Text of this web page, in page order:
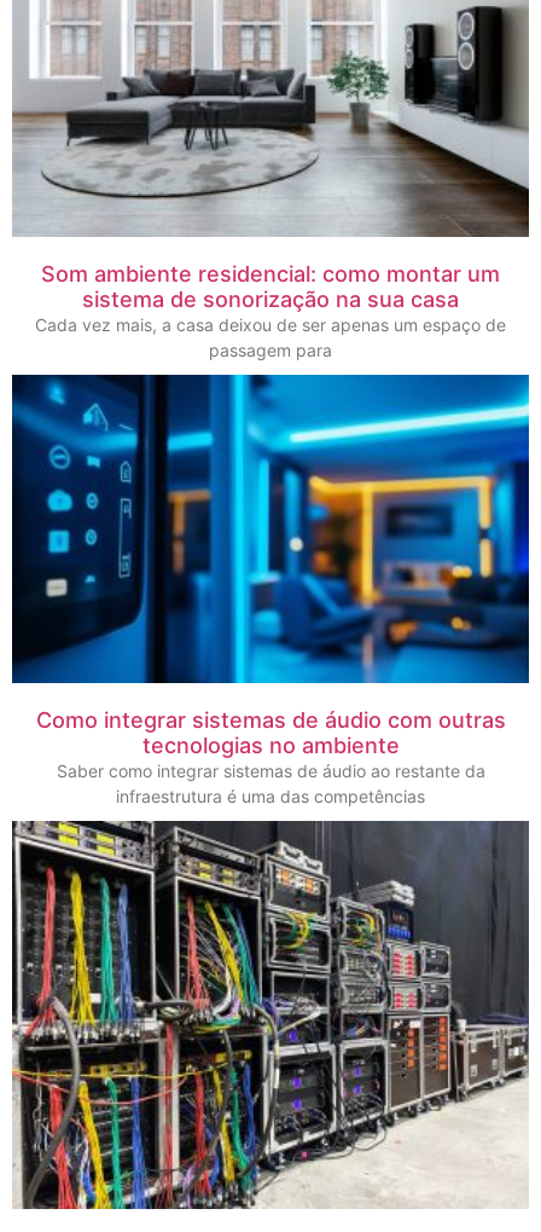
Som ambiente residencial: como montar um
sistema de sonorização na sua casa
Cada vez mais, a casa deixou de ser apenas um espaço de
passagem para
Como integrar sistemas de áudio com outras
tecnologias no ambiente
Saber como integrar sistemas de áudio ao restante da
infraestrutura é uma das competências